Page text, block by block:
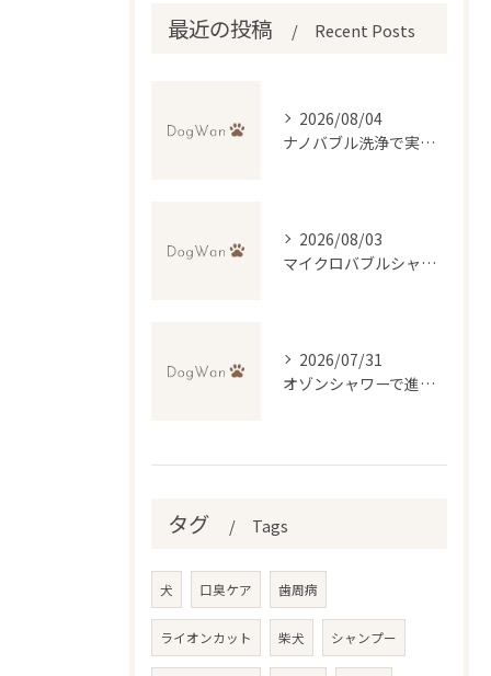
最近の投稿 Recent Posts
2026/08/04
ナノバブル洗浄で実現するトリミングの新常識と無料送迎の便利さ
2026/08/03
マイクロバブルシャワーで変わるトリミング体験とは
2026/07/31
オゾンシャワーで進化するトリミング技術の実際
タグ Tags
犬 口臭ケア 歯周病
ライオンカット 柴犬 シャンプー